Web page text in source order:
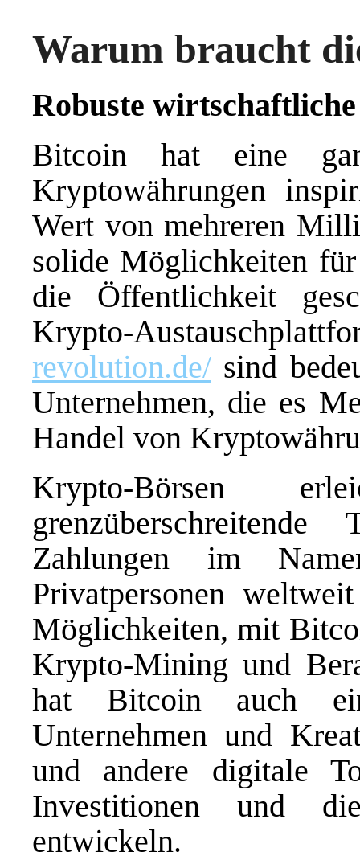
Warum braucht
Robuste
Bitcoin hat eine
Kryptowährungen
Wert von mehreren
solide Möglichkeiten
die Öffentlichkeit
Krypto-
revolution.de/ sind
Unternehmen, die es
Handel von
Krypto-Börsen
Zahlungen im
Privatpersonen
Möglichkeiten, mit
Krypto-Mining und
hat Bitcoin auch
Unternehmen und
und andere digitale
Investitionen und
entwickeln.